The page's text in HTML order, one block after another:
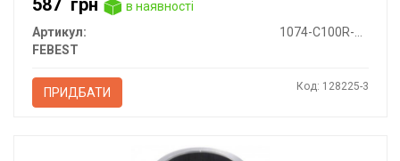
587 грн
в наявності
Артикул:
FEBEST
ПРИДБАТИ Код: 128225-3